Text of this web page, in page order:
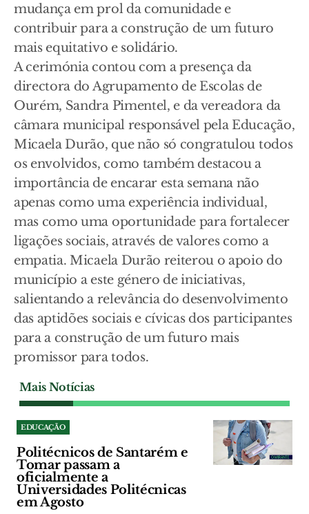
mudança em prol da comunidade e
contribuir para a construção de um futuro
mais equitativo e solidário.
A cerimónia contou com a presença da
directora do Agrupamento de Escolas de
Ourém, Sandra Pimentel, e da vereadora da
câmara municipal responsável pela Educação,
Micaela Durão, que não só congratulou todos
os envolvidos, como também destacou a
importância de encarar esta semana não
apenas como uma experiência individual,
mas como uma oportunidade para fortalecer
ligações sociais, através de valores como a
empatia. Micaela Durão reiterou o apoio do
município a este género de iniciativas,
salientando a relevância do desenvolvimento
das aptidões sociais e cívicas dos participantes
para a construção de um futuro mais
promissor para todos.
Mais Notícias
EDUCAÇÃO
Politécnicos de Santarém e
Tomar passam a
oficialmente a
Universidades Politécnicas
em Agosto